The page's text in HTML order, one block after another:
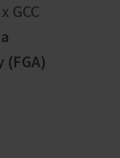
GCC
(FGA)